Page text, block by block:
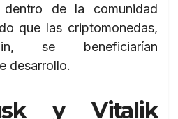
de la comunidad
que las criptomonedas,
se beneficiarían
desarrollo.
y Vitalik